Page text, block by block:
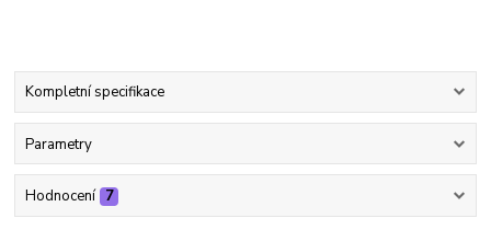
Kompletní specifikace
Parametry
Hodnocení 7